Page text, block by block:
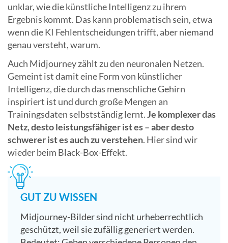
unklar, wie die künstliche Intelligenz zu ihrem
Ergebnis kommt. Das kann problematisch sein, etwa
wenn die KI Fehlentscheidungen trifft, aber niemand
genau versteht, warum.
Auch Midjourney zählt zu den neuronalen Netzen.
Gemeint ist damit eine Form von künstlicher
Intelligenz, die durch das menschliche Gehirn
inspiriert ist und durch große Mengen an
Trainingsdaten selbstständig lernt.Je komplexer das
Netz, desto leistungsfähiger ist es – aber desto
schwerer ist es auch zu verstehen. Hier sind wir
wieder beim Black-Box-Effekt.
GUT ZU WISSEN
Midjourney-Bilder sind nicht urheberrechtlich
geschützt, weil sie zufällig generiert werden.